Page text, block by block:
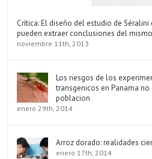
Crítica: El diseño del estudio de
pueden extraer conclusiones del mismo
noviembre 11th, 2013
Los riesgos de los
transgenicos en Panama
poblacion
enero 29th, 2014
Arroz dorado: realidades
enero 17th, 2014